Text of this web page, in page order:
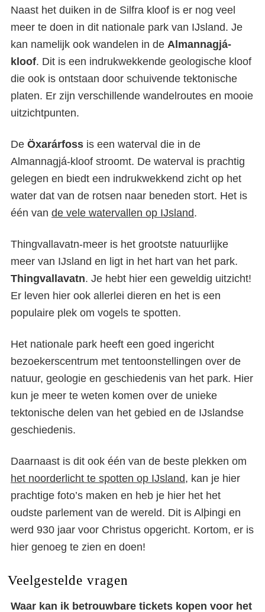
Naast het duiken in de Silfra kloof is er nog veel
meer te doen in dit nationale park van IJsland. Je
kan namelijk ook wandelen in de Almannagjá-
kloof. Dit is een indrukwekkende geologische kloof
die ook is ontstaan door schuivende tektonische
platen. Er zijn verschillende wandelroutes en mooie
uitzichtpunten.
De Öxarárfoss is een waterval die in de
Almannagjá-kloof stroomt. De waterval is prachtig
gelegen en biedt een indrukwekkend zicht op het
water dat van de rotsen naar beneden stort. Het is
één van de vele watervallen op IJsland.
Thingvallavatn-meer is het grootste natuurlijke
meer van IJsland en ligt in het hart van het park.
Thingvallavatn. Je hebt hier een geweldig uitzicht!
Er leven hier ook allerlei dieren en het is een
populaire plek om vogels te spotten.
Het nationale park heeft een goed ingericht
bezoekerscentrum met tentoonstellingen over de
natuur, geologie en geschiedenis van het park. Hier
kun je meer te weten komen over de unieke
tektonische delen van het gebied en de IJslandse
geschiedenis.
Daarnaast is dit ook één van de beste plekken om
het noorderlicht te spotten op IJsland, kan je hier
prachtige foto’s maken en heb je hier het het
oudste parlement van de wereld. Dit is Alþingi en
werd 930 jaar voor Christus opgericht. Kortom, er is
hier genoeg te zien en doen!
Veelgestelde vragen
Waar kan ik betrouwbare tickets kopen voor het